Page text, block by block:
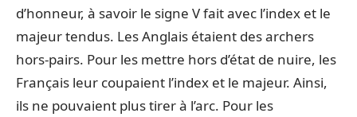
d’honneur, à savoir le signe V fait avec l’index et le
majeur tendus. Les Anglais étaient des archers
hors-pairs. Pour les mettre hors d’état de nuire, les
Français leur coupaient l’index et le majeur. Ainsi,
ils ne pouvaient plus tirer à l’arc. Pour les